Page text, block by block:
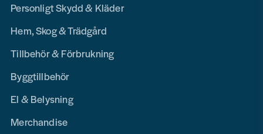
Personligt Skydd & Kläder
Hem, Skog & Trädgård
Tillbehör & Förbrukning
Byggtillbehör
El & Belysning
Merchandise